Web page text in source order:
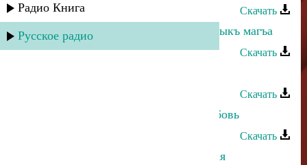
Радио Книга
Русское радио
Скачать
Дагир Магомедов - Ярыгъынгъ тарыкъ магъа
Скачать
Скачать
Асадула Бахтанов - Напрасная любовь
Скачать
Алим Магомедов - Ох, зеленоглазая